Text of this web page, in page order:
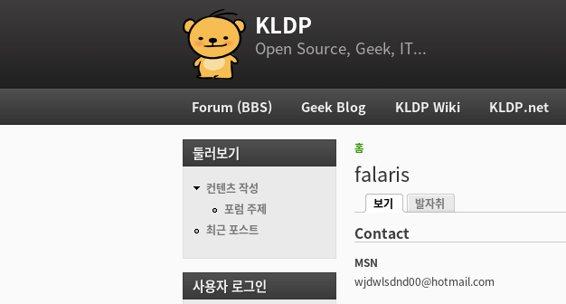
부 메뉴 KLDP
Open Source, Geek, IT...
현재 위치
홈
falaris
기본탭
보기
발자취
Contact
MSN
wjdwlsdnd00@hotmail.com
주 메뉴
Forum (BBS) Geek Blog KLDP Wiki KLDP.net
둘러보기
컨텐츠 작성
포럼 주제
최근 포스트
사용자 로그인